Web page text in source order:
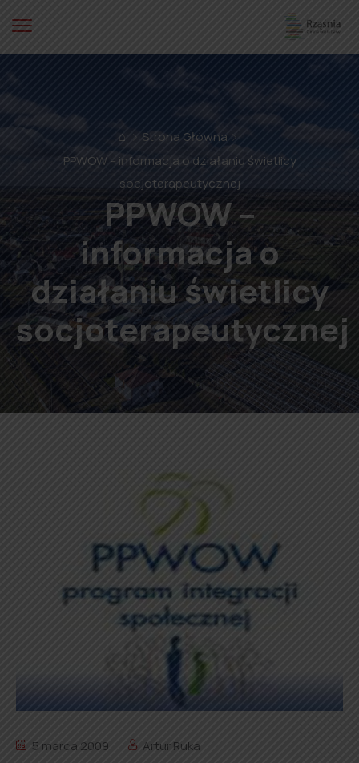
⌂
Strona Główna
PPWOW – informacja o działaniu świetlicy
socjoterapeutycznej
PPWOW –
informacja o
działaniu świetlicy
socjoterapeutycznej
5 marca 2009
Artur Ruka